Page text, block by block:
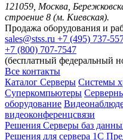
121059, Москва,
строение 8 (м. Киевская).
Продажа оборудования и
sales@stss.ru +7 (495) 737-
+7 (800) 707-7547
(бесплатный федеральный
Все контакты
Каталог Серверы Системы
Суперкомпьютеры
оборудование
видеоконференцсвязи
Решения Серверы баз
Решения для сервера 1С